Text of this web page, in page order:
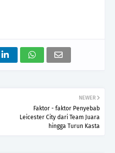
NEWER
Faktor - faktor Penyebab
Leicester City dari Team Juara
hingga Turun Kasta